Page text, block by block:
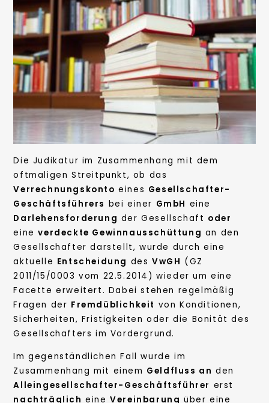
Die Judikatur im Zusammenhang mit dem
oftmaligen Streitpunkt, ob das
Verrechnungskonto eines Gesellschafter-
Geschäftsführers bei einer GmbH eine
Darlehensforderung der Gesellschaft oder
eineverdeckte Gewinnausschüttung an den
Gesellschafter darstellt, wurde durch eine
aktuelle Entscheidung des VwGH (GZ
2011/15/0003 vom 22.5.2014) wieder um eine
Facette erweitert. Dabei stehen regelmäßig
Fragen der Fremdüblichkeit von Konditionen,
Sicherheiten, Fristigkeiten oder die Bonität des
Gesellschafters im Vordergrund.
Im gegenständlichen Fall wurde im
Zusammenhang mit einem Geldfluss an den
Alleingesellschafter-Geschäftsführer erst
nachträglich eineVereinbarung über eine